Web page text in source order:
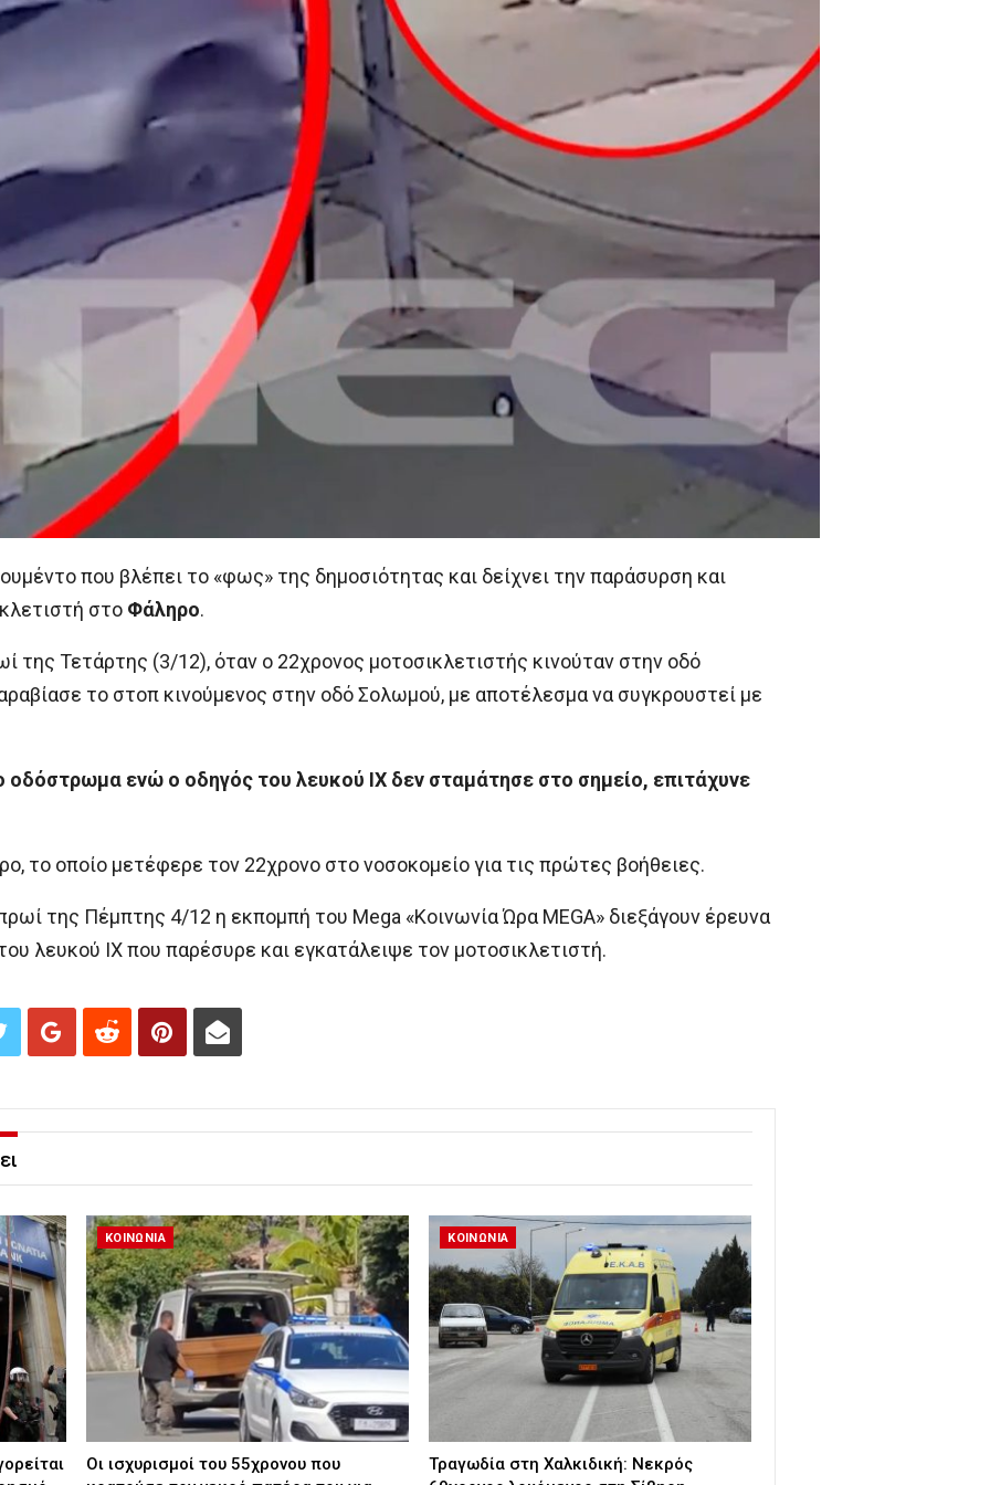
που βλέπει το «φως» της δημοσιότητας και δείχνει την παράσυρση και
στο Φάληρο.
της Τετάρτης (3/12), όταν ο 22χρονος μοτοσικλετιστής κινούταν στην οδό
το στοπ κινούμενος στην οδό Σολωμού, με αποτέλεσμα να συγκρουστεί με
οδόστρωμα ενώ ο οδηγός του λευκού ΙΧ δεν σταμάτησε στο σημείο, επιτάχυνε
το οποίο μετέφερε τον 22χρονο στο νοσοκομείο για τις πρώτες βοήθειες.
της Πέμπτης 4/12 η εκπομπή του Mega «Κοινωνία Ώρα MEGA» διεξάγουν έρευνα
λευκού ΙΧ που παρέσυρε και εγκατάλειψε τον μοτοσικλετιστή.
ΚΟΙΝΩΝΙΑ
Οι ισχυρισμοί του 55χρονου που
ΚΟΙΝΩΝΙΑ
Τραγωδία στη Χαλκιδική: Νεκρός